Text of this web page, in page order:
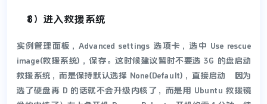
（8）进入救援系统
实例管理面板，Advanced settings 选项卡，选中 Use rescue
image(救援系统)，保存。这时候建议暂时不要选 3G 的盘启动
救援系统，而是保持默认选择 None(Default)，直接启动（因为
选了硬盘再 D 的话就不会升级内核了，而是用 Ubuntu 救援镜